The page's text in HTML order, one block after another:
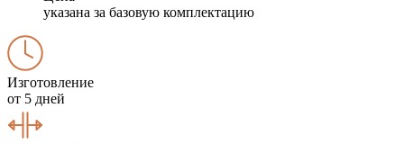
указана за базовую комплектацию
Изготовление
от 5 дней